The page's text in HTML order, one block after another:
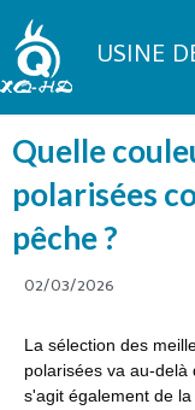
Aller
au
contenu USINE
Quelle
polarisées
pêche ?
02/03/2026
La sélection des
polarisées va au-
s'agit également de